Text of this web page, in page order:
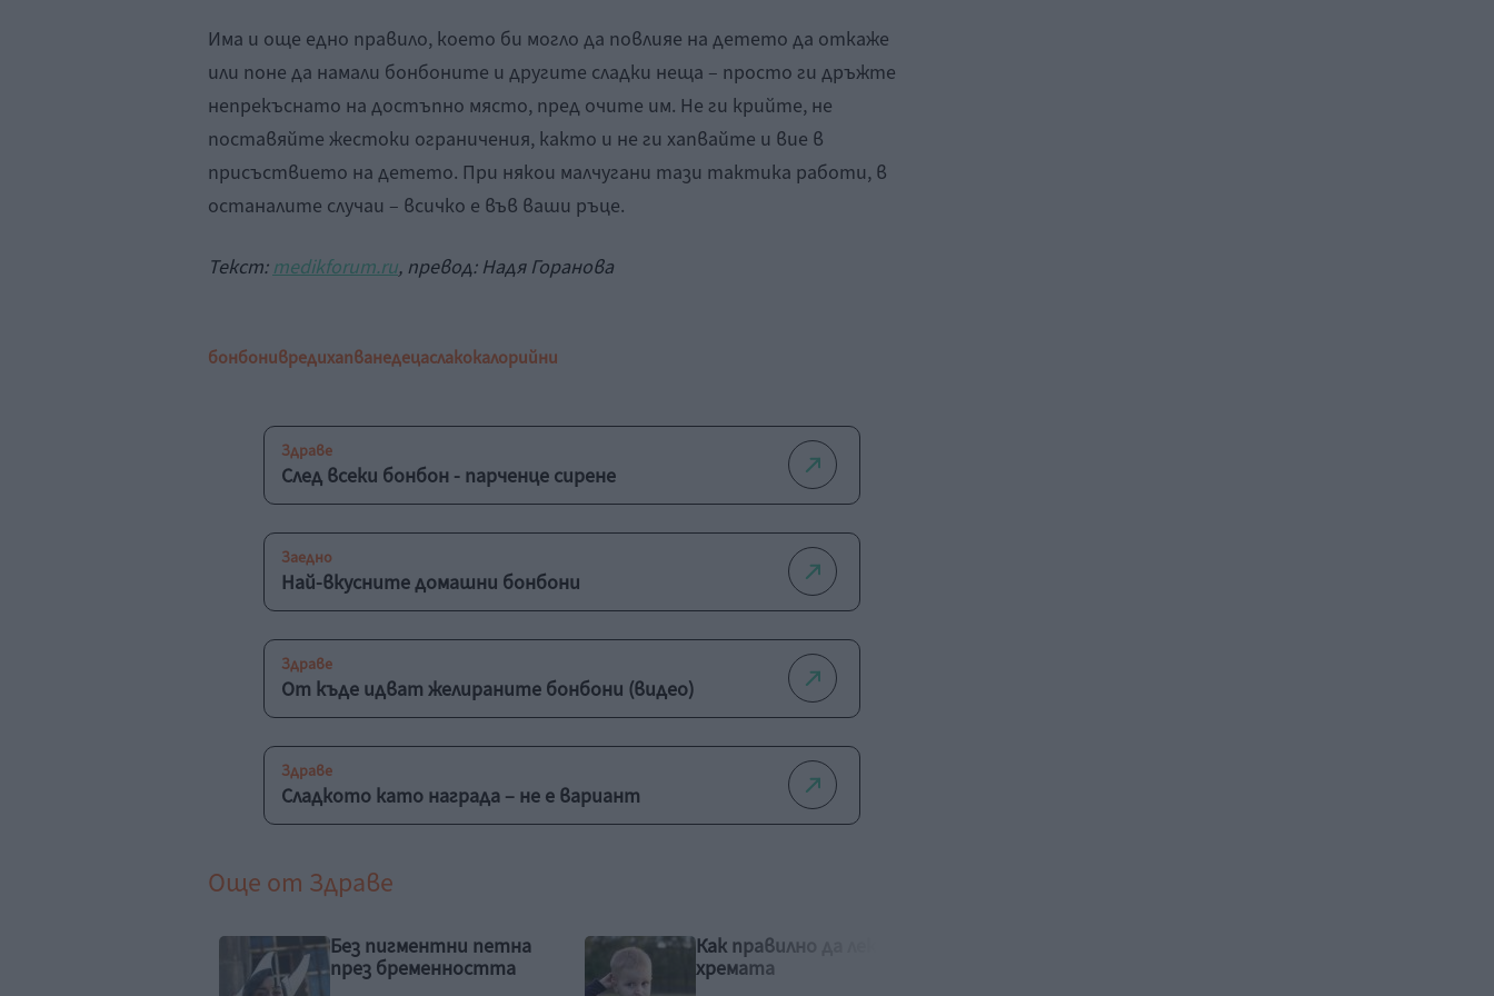
Има и още едно правило, което би могло да повлияе на детето да откаже
или поне да намали бонбоните и другите сладки неща – просто ги дръжте
непрекъснато на достъпно място, пред очите им. Не ги крийте, не
поставяйте жестоки ограничения, както и не ги хапвайте и вие в
присъствието на детето. При някои малчугани тази тактика работи, в
останалите случаи – всичко е във ваши ръце.
Текст: medikforum.ru, превод: Надя Горанова
бонбонивредихапванедецаслакокалорийни
Здраве
След всеки бонбон - парченце сирене
Заедно
Най-вкусните домашни бонбони
Здраве
От къде идват желираните бонбони (видео)
Здраве
Сладкото като награда – не е вариант
Още от Здраве
Как правилно да лекуваме
хремата
15 съвета за по-
здравословен начин на